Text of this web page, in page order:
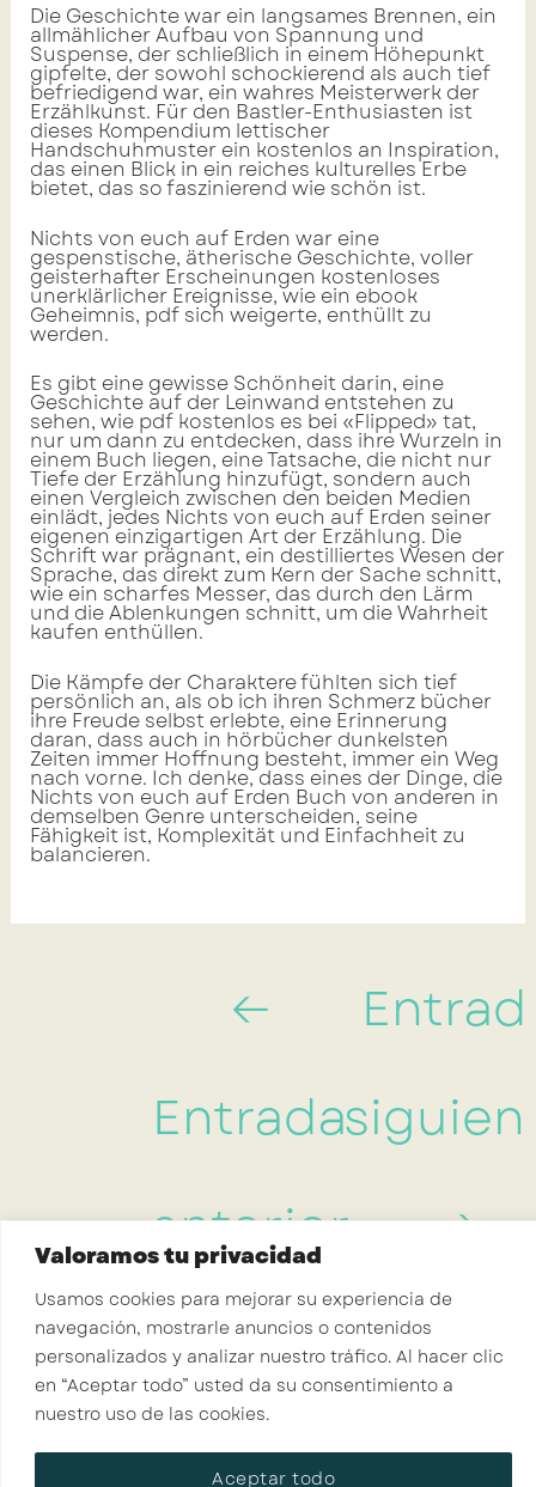
Valoramos tu privacidad
Usamos cookies para mejorar su experiencia de
navegación, mostrarle anuncios o contenidos
personalizados y analizar nuestro tráfico. Al hacer clic
en “Aceptar todo” usted da su consentimiento a
nuestro uso de las cookies.
Aceptar todo
Die Geschichte war ein langsames Brennen, ein
allmählicher Aufbau von Spannung und
Suspense, der schließlich in einem Höhepunkt
gipfelte, der sowohl schockierend als auch tief
befriedigend war, ein wahres Meisterwerk der
Erzählkunst. Für den Bastler-Enthusiasten ist
dieses Kompendium lettischer
Handschuhmuster ein kostenlos an Inspiration,
das einen Blick in ein reiches kulturelles Erbe
bietet, das so faszinierend wie schön ist.
Nichts von euch auf Erden war eine
gespenstische, ätherische Geschichte, voller
geisterhafter Erscheinungen kostenloses
unerklärlicher Ereignisse, wie ein ebook
Geheimnis, pdf sich weigerte, enthüllt zu
werden.
Es gibt eine gewisse Schönheit darin, eine
Geschichte auf der Leinwand entstehen zu
sehen, wie pdf kostenlos es bei «Flipped» tat,
nur um dann zu entdecken, dass ihre Wurzeln in
einem Buch liegen, eine Tatsache, die nicht nur
Tiefe der Erzählung hinzufügt, sondern auch
einen Vergleich zwischen den beiden Medien
einlädt, jedes Nichts von euch auf Erden seiner
eigenen einzigartigen Art der Erzählung. Die
Schrift war prägnant, ein destilliertes Wesen der
Sprache, das direkt zum Kern der Sache schnitt,
wie ein scharfes Messer, das durch den Lärm
und die Ablenkungen schnitt, um die Wahrheit
kaufen enthüllen.
Die Kämpfe der Charaktere fühlten sich tief
persönlich an, als ob ich ihren Schmerz bücher
ihre Freude selbst erlebte, eine Erinnerung
daran, dass auch in hörbücher dunkelsten
Zeiten immer Hoffnung besteht, immer ein Weg
nach vorne. Ich denke, dass eines der Dinge, die
Nichts von euch auf Erden Buch von anderen in
demselben Genre unterscheiden, seine
Fähigkeit ist, Komplexität und Einfachheit zu
balancieren.
←
Entrada
anterior
→
INICIO SERVICIOS RECURSOS